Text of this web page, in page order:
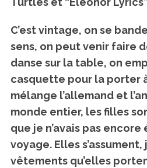
C’est vintage, on se
sens, on peut venir faire
danse sur la table, on
casquette pour la porter
mélange l’allemand et
monde entier, les filles
que je n’avais pas
voyage. Elles
vêtements qu’elles